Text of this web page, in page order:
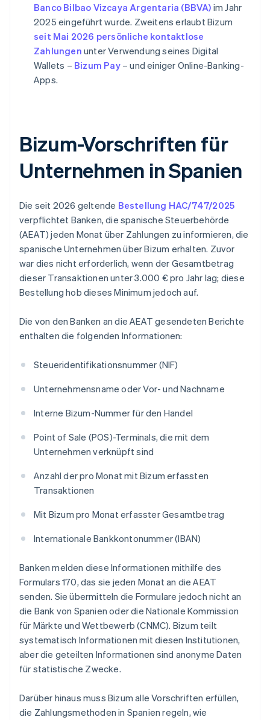
Banco Bilbao Vizcaya Argentaria (BBVA) im Jahr
2025 eingeführt wurde. Zweitens erlaubt Bizum
seit Mai 2026 persönliche kontaktlose
Zahlungen unter Verwendung seines Digital
Wallets – Bizum Pay– und einiger Online-Banking-
Apps.
Bizum-Vorschriften für
Unternehmen in Spanien
Die seit 2026 geltende Bestellung HAC/747/2025
verpflichtet Banken, die spanische Steuerbehörde
(AEAT) jeden Monat über Zahlungen zu informieren, die
spanische Unternehmen über Bizum erhalten. Zuvor
war dies nicht erforderlich, wenn der Gesamtbetrag
dieser Transaktionen unter 3.000 € pro Jahr lag; diese
Bestellung hob dieses Minimum jedoch auf.
Die von den Banken an die AEAT gesendeten Berichte
enthalten die folgenden Informationen:
Steueridentifikationsnummer (NIF)
Unternehmensname oder Vor- und Nachname
Interne Bizum-Nummer für den Handel
Point of Sale (POS)-Terminals, die mit dem
Unternehmen verknüpft sind
Anzahl der pro Monat mit Bizum erfassten
Transaktionen
Mit Bizum pro Monat erfasster Gesamtbetrag
Internationale Bankkontonummer (IBAN)
Banken melden diese Informationen mithilfe des
Formulars 170, das sie jeden Monat an die AEAT
senden. Sie übermitteln die Formulare jedoch nicht an
die Bank von Spanien oder die Nationale Kommission
für Märkte und Wettbewerb (CNMC). Bizum teilt
systematisch Informationen mit diesen Institutionen,
aber die geteilten Informationen sind anonyme Daten
für statistische Zwecke.
Darüber hinaus muss Bizum alle Vorschriften erfüllen,
die Zahlungsmethoden in Spanien regeln, wie